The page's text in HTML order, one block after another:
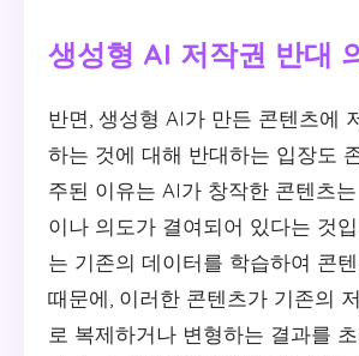
생성형 AI 저작권 반대
반면, 생성형 AI가 만든 콘텐츠에
하는 것에 대해 반대하는 입장도
주된 이유는 AI가 창작한 콘텐츠
이나 의도가 결여되어 있다는 것
는 기존의 데이터를 학습하여 콘
때문에, 이러한 콘텐츠가 기존의
로 복제하거나 변형하는 결과를